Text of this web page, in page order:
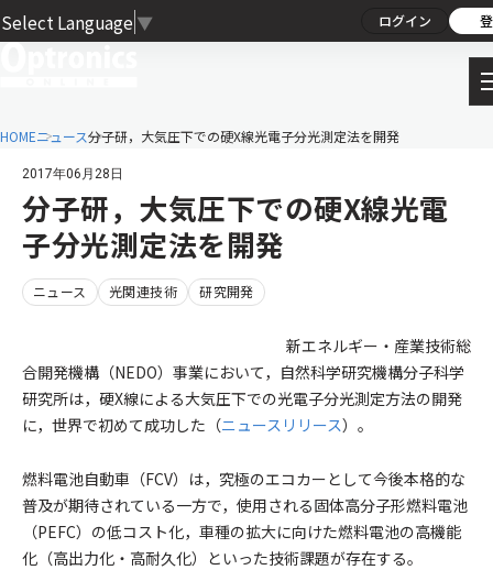
Select Language ▼ ログイン
HOMEニュース分子研，大気圧下での硬X線光電子分光測定法を開発
2017年06月28日
分子研，大気圧下での硬X線光電
子分光測定法を開発
ニュース 光関連技術 研究開発
新エネルギー・産業技術総
合開発機構（NEDO）事業において，自然科学研究機構分子科学
研究所は，硬X線による大気圧下での光電子分光測定方法の開発
に，世界で初めて成功した（ニュースリリース）。
燃料電池自動車（FCV）は，究極のエコカーとして今後本格的な
普及が期待されている一方で，使用される固体高分子形燃料電池
（PEFC）の低コスト化，車種の拡大に向けた燃料電池の高機能
化（高出力化・高耐久化）といった技術課題が存在する。